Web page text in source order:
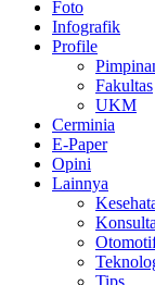
Foto
Infografik
Profile
Fakultas
UKM
Cerminia
E-Paper
Opini
Lainnya
Tips